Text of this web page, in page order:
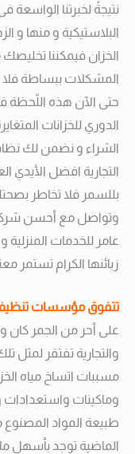
نتيجةً لخبرتنا الواسعة
البلاستيكية و منها و
الخزان فيمكننا
المشكلات ببساطة
حتى الآن هذه اللّحظة
الدوري للخزانات
الشراء و نضمن لك
التجارية افضل الأيدي
بللسمر فلا تخاطر
وتواصل مع أحسن
عامر للخدمات
زبائنها الكرام
تتفوق مؤسسات تنظيف
على أحر من الجمر كان
والتجارية تفتقر لمثل
مسببات اتساخ مياه
وماكينات واستعدادات
طبيعة المواد المصنوع
الماضية توجد بأسهل